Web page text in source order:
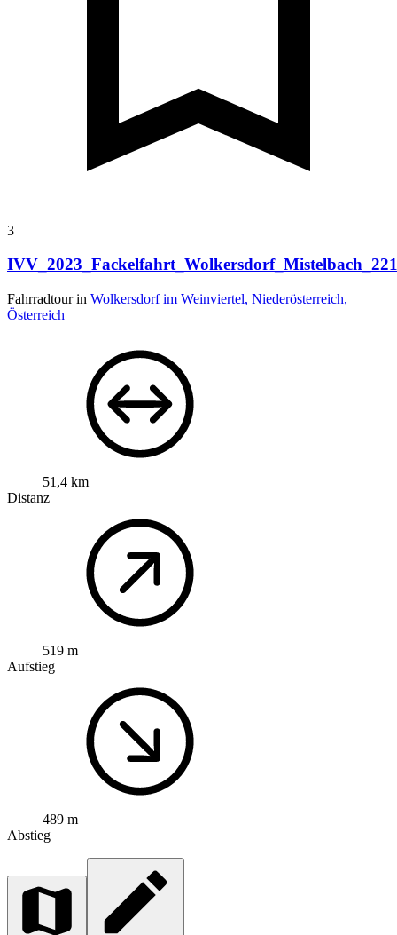
3
Fahrradtour in Wolkersdorf im Weinviertel, Niederösterreich,
Österreich
51,4 km
Distanz
519 m
Aufstieg
489 m
Abstieg